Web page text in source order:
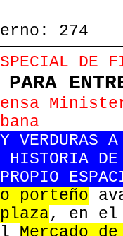
274
DE
VERDURAS
DE
porteño
, en el